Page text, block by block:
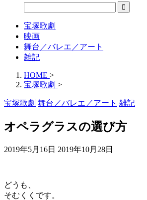
宝塚歌劇
映画
舞台／バレエ／アート
雑記
HOME >
宝塚歌劇 >
宝塚歌劇 舞台／バレエ／アート 雑記
オペラグラスの選び方
2019年5月16日 2019年10月28日
どうも、
そむくくです。